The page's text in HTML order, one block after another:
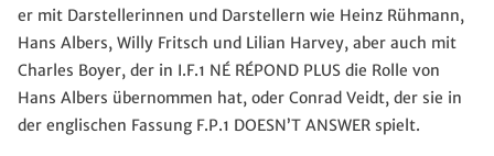
er mit Darstellerinnen und Darstellern wie Heinz Rühmann,
Hans Albers, Willy Fritsch und Lilian Harvey, aber auch mit
Charles Boyer, der in I.F.1 NÉ RÉPOND PLUS die Rolle von
Hans Albers übernommen hat, oder Conrad Veidt, der sie in
der englischen Fassung F.P.1 DOESN’T ANSWER spielt.